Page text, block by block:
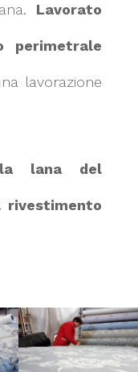
Lavorato
perimetrale
lavorazione
la lana del